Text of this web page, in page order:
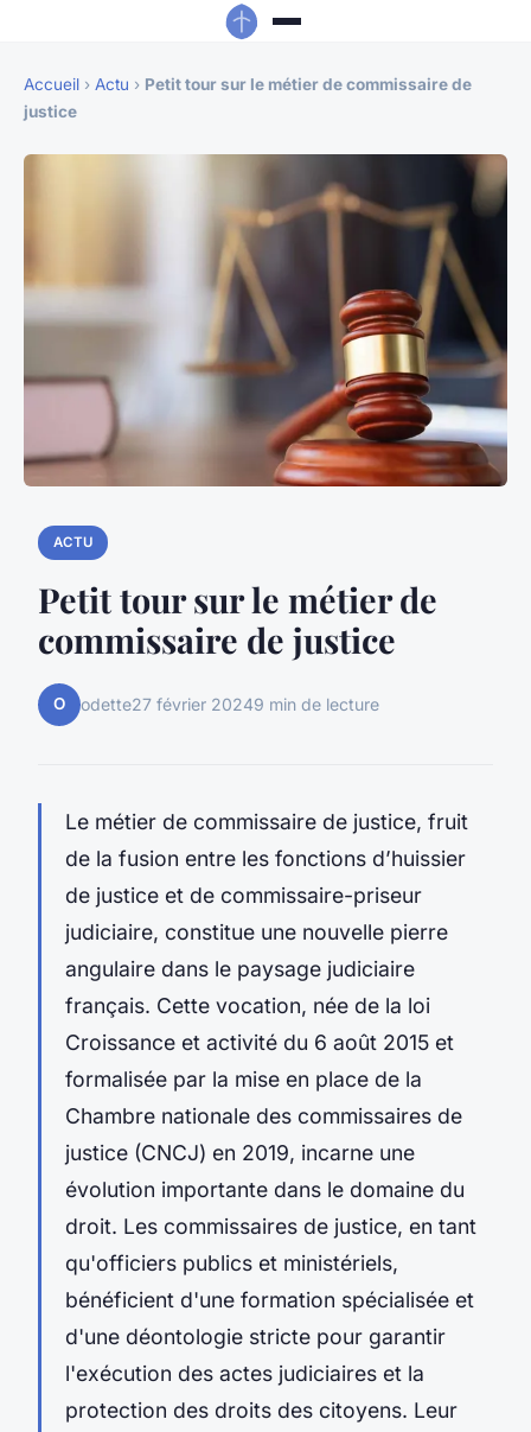
Accueil › Actu › Petit tour sur le métier de commissaire de
justice
ACTU
Petit tour sur le métier de
commissaire de justice
O odette27 février 20249 min de lecture
Le métier de commissaire de justice, fruit
de la fusion entre les fonctions d’huissier
de justice et de commissaire-priseur
judiciaire, constitue une nouvelle pierre
angulaire dans le paysage judiciaire
français. Cette vocation, née de la loi
Croissance et activité du 6 août 2015 et
formalisée par la mise en place de la
Chambre nationale des commissaires de
justice (CNCJ) en 2019, incarne une
évolution importante dans le domaine du
droit. Les commissaires de justice, en tant
qu'officiers publics et ministériels,
bénéficient d'une formation spécialisée et
d'une déontologie stricte pour garantir
l'exécution des actes judiciaires et la
protection des droits des citoyens. Leur